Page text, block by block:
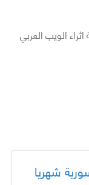
الويب العربي
شهريا